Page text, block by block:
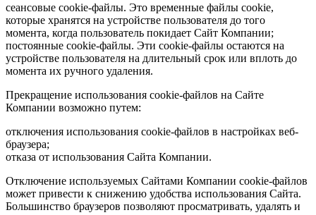
сеансовые cookie-файлы. Это временные файлы cookie,
которые хранятся на устройстве пользователя до того
момента, когда пользователь покидает Сайт Компании;
постоянные cookie-файлы. Эти cookie-файлы остаются на
устройстве пользователя на длительный срок или вплоть до
момента их ручного удаления.
Прекращение использования cookie-файлов на Сайте
Компании возможно путем:
отключения использования cookie-файлов в настройках веб-
браузера;
отказа от использования Сайта Компании.
Отключение используемых Сайтами Компании cookie-файлов
может привести к снижению удобства использования Сайта.
Большинство браузеров позволяют просматривать, удалять и